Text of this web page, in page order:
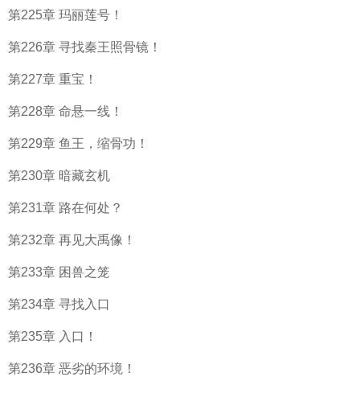
第225章 玛丽莲号！
第226章 寻找秦王照骨镜！
第227章 重宝！
第228章 命悬一线！
第229章 鱼王，缩骨功！
第230章 暗藏玄机
第231章 路在何处？
第232章 再见大禹像！
第233章 困兽之笼
第234章 寻找入口
第235章 入口！
第236章 恶劣的环境！